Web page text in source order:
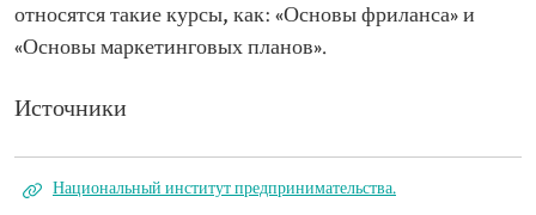
относятся такие курсы, как: «Основы фриланса» и
«Основы маркетинговых планов».
Источники
Национальный институт предпринимательства.